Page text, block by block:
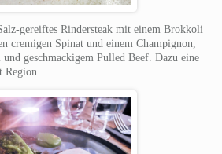
gereiftes Rindersteak mit einem Brokkoli
cremigen Spinat und einem Champignon,
geschmackigem Pulled Beef. Dazu eine
Region.